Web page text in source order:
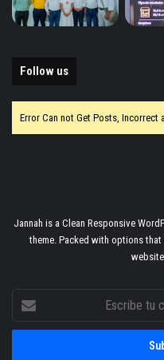
Follow us
Error Can not Get Posts, Incorrect
Jannah is a Clean Responsive
theme. Packed with options
correo